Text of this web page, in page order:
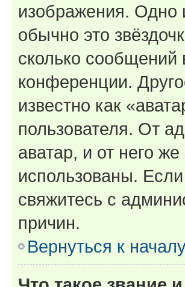
изображения. Одно
обычно это
сколько сообщений
конференции.
известно как
пользователя. От
аватар, и от него
использованы.
свяжитесь с
причин.
Вернуться к